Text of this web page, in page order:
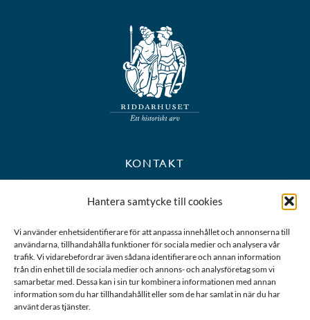
Hantera samtycke till cookies
Vi använder enhetsidentifierare för att anpassa innehållet och annonserna till
användarna, tillhandahålla funktioner för sociala medier och analysera vår
trafik. Vi vidarebefordrar även sådana identifierare och annan information
från din enhet till de sociala medier och annons- och analysföretag som vi
samarbetar med. Dessa kan i sin tur kombinera informationen med annan
information som du har tillhandahållit eller som de har samlat in när du har
använt deras tjänster.
KONTAKT
BESÖKS- OCH POSTADRESS
Riddarhustorget 10